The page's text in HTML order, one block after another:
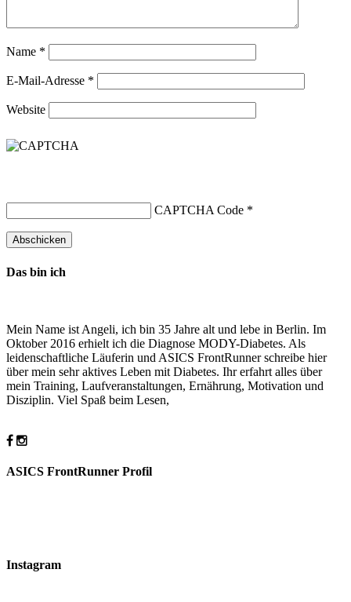
Name *
E-Mail-Adresse *
Website
CAPTCHA Code *
Das bin ich
Mein Name ist Angeli, ich bin 35 Jahre alt und lebe in Berlin. Im
Oktober 2016 erhielt ich die Diagnose MODY-Diabetes. Als
leidenschaftliche Läuferin und ASICS FrontRunner schreibe hier
über mein sehr aktives Leben mit Diabetes. Ihr erfahrt alles über
mein Training, Laufveranstaltungen, Ernährung, Motivation und
Disziplin. Viel Spaß beim Lesen,
ASICS FrontRunner Profil
Instagram